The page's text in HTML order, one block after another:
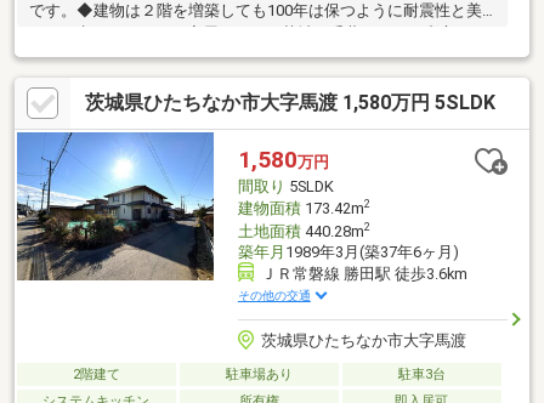
です。◆建物は２階を増築しても100年は保つように耐震性と美
万軒を超える取扱い物件／◆スマートプラスでは幅広いエリアで
豊富な物件をご紹介可能♪◆お客様のご希望に沿うお住まいも弊
社ならきっと見つかります！＼住宅ローンならお任せください！
最適な金融機関をご紹介いたします♪／◆借入がある・転職した
て・過去に金融事故があった・他社様でダメだった・・・◆スマ
ートプラスにぜひ一度ご相談ください！通過実績多数ございます♪
茨城県ひたちなか市大字馬渡 1,580万円 5SLDK
1,580万円
間取り 5SLDK
建物面積173.42m2
土地面積440.28m2
築年月 1989年3月(築37年6ヶ月)
ＪＲ常磐線 勝田駅 徒歩3.6km
その他の交通
茨城県ひたちなか市大字馬渡
2階建て 駐車場あり
駐車3台